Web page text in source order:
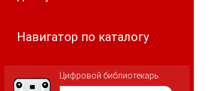
Навигатор по каталогу
Цифровой библиотекарь